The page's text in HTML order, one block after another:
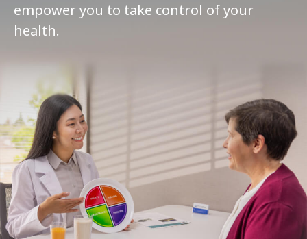
empower you to take control of your
health.